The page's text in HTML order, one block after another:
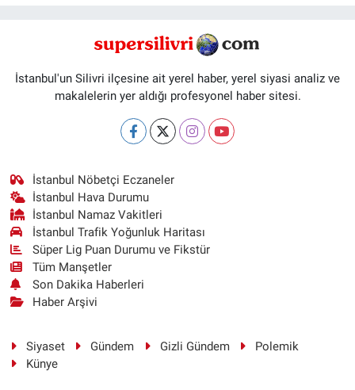
İstanbul'un Silivri ilçesine ait yerel haber, yerel siyasi analiz ve
makalelerin yer aldığı profesyonel haber sitesi.
İstanbul Nöbetçi Eczaneler
İstanbul Hava Durumu
İstanbul Namaz Vakitleri
İstanbul Trafik Yoğunluk Haritası
Süper Lig Puan Durumu ve Fikstür
Tüm Manşetler
Son Dakika Haberleri
Haber Arşivi
Siyaset Gündem Gizli Gündem
Polemik
Künye